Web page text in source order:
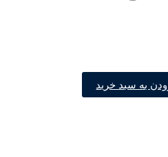
به سبد خرید